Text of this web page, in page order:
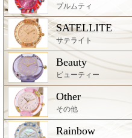
プルムティ
SATELLITE
サテライト
Beauty
ビューティー
Other
その他
Rainbow